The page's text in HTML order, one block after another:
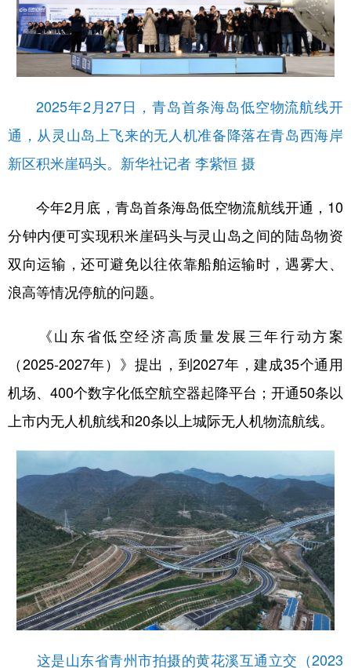
2025年2月27日，青岛首条海岛低空物流航线开
通，从灵山岛上飞来的无人机准备降落在青岛西海岸
新区积米崖码头。新华社记者 李紫恒 摄
今年2月底，青岛首条海岛低空物流航线开通，10
分钟内便可实现积米崖码头与灵山岛之间的陆岛物资
双向运输，还可避免以往依靠船舶运输时，遇雾大、
浪高等情况停航的问题。
《山东省低空经济高质量发展三年行动方案
（2025-2027年）》提出，到2027年，建成35个通用
机场、400个数字化低空航空器起降平台；开通50条以
上市内无人机航线和20条以上城际无人机物流航线。
这是山东省青州市拍摄的黄花溪互通立交（2023